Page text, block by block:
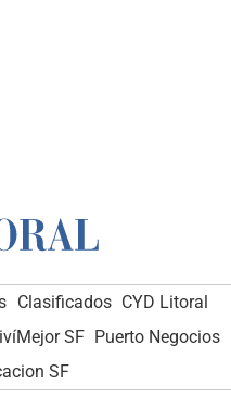
Clasificados CYD Litoral
SF Puerto Negocios
SF